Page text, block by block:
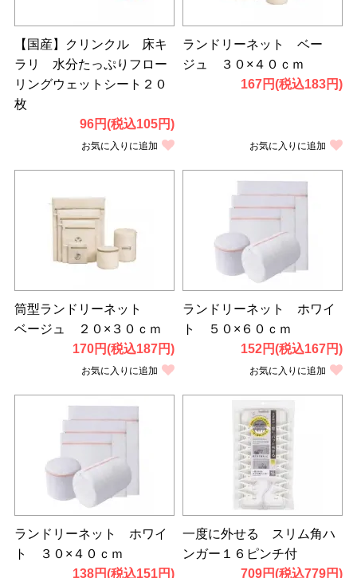
【国産】クリンクル 床キ
ラリ 水分たっぷりフロー
リングウェットシート２０
枚
96円(税込105円)
お気に入りに追加
ランドリーネット ベー
ジュ ３０×４０ｃｍ
167円(税込183円)
お気に入りに追加
筒型ランドリーネット
ベージュ ２０×３０ｃｍ
170円(税込187円)
お気に入りに追加
ランドリーネット ホワイ
ト ５０×６０ｃｍ
152円(税込167円)
お気に入りに追加
ランドリーネット ホワイ
ト ３０×４０ｃｍ
138円(税込151円)
一度に外せる スリム角ハ
ンガー１６ピンチ付
709円(税込779円)